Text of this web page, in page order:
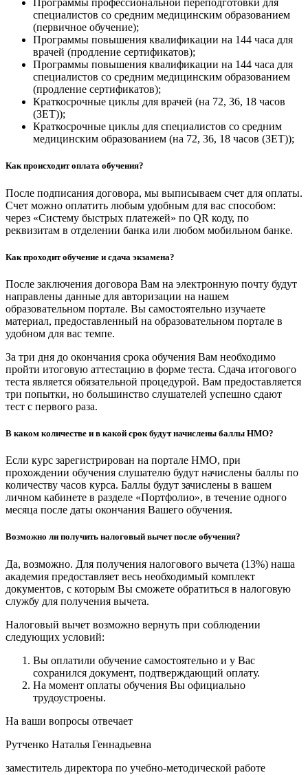
Программы профессиональной переподготовки для
специалистов со средним медицинским образованием
(первичное обучение);
Программы повышения квалификации на 144 часа для
врачей (продление сертификатов);
Программы повышения квалификации на 144 часа для
специалистов со средним медицинским образованием
(продление сертификатов);
Краткосрочные циклы для врачей (на 72, 36, 18 часов
(ЗЕТ));
Краткосрочные циклы для специалистов со средним
медицинским образованием (на 72, 36, 18 часов (ЗЕТ));
Как происходит оплата обучения?
После подписания договора, мы выписываем счет для оплаты.
Счет можно оплатить любым удобным для вас способом:
через «Систему быстрых платежей» по QR коду, по
реквизитам в отделении банка или любом мобильном банке.
Как проходит обучение и сдача экзамена?
После заключения договора Вам на электронную почту будут
направлены данные для авторизации на нашем
образовательном портале. Вы самостоятельно изучаете
материал, предоставленный на образовательном портале в
удобном для вас темпе.
За три дня до окончания срока обучения Вам необходимо
пройти итоговую аттестацию в форме теста. Сдача итогового
теста является обязательной процедурой. Вам предоставляется
три попытки, но большинство слушателей успешно сдают
тест с первого раза.
В каком количестве и в какой срок будут начислены баллы НМО?
Если курс зарегистрирован на портале НМО, при
прохождении обучения слушателю будут начислены баллы по
количеству часов курса. Баллы будут зачислены в вашем
личном кабинете в разделе «Портфолио», в течение одного
месяца после даты окончания Вашего обучения.
Возможно ли получить налоговый вычет после обучения?
Да, возможно. Для получения налогового вычета (13%) наша
академия предоставляет весь необходимый комплект
документов, с которым Вы сможете обратиться в налоговую
службу для получения вычета.
Налоговый вычет возможно вернуть при соблюдении
следующих условий:
Вы оплатили обучение самостоятельно и у Вас
сохранился документ, подтверждающий оплату.
На момент оплаты обучения Вы официально
трудоустроены.
На ваши вопросы отвечает
Рутченко Наталья Геннадьевна
заместитель директора по учебно-методической работе